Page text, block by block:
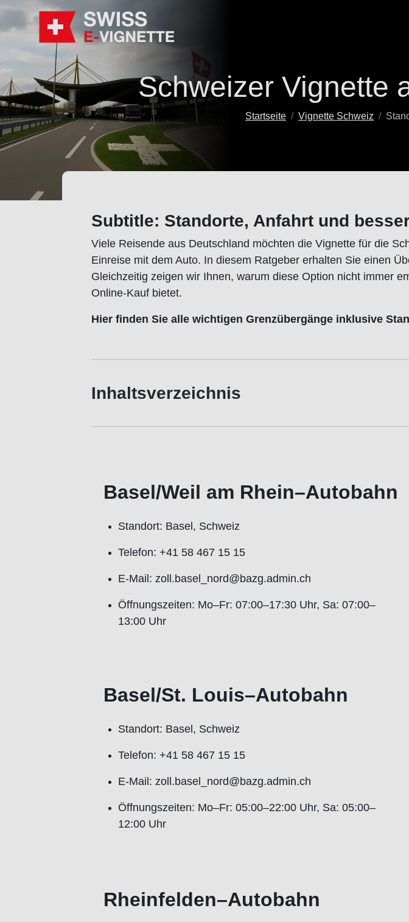
Schweizer Vignette
Startseite Vignette Schweiz
Subtitle: Standorte, Anfahrt und
Viele Reisende aus Deutschland möchten die Vignette für die
Einreise mit dem Auto. In diesem Ratgeber erhalten Sie einen
Gleichzeitig zeigen wir Ihnen, warum diese Option nicht immer
Online-Kauf bietet.
Hier finden Sie alle wichtigen Grenzübergänge inklusive
Inhaltsverzeichnis
Basel/Weil am Rhein–Autobahn
Standort: Basel, Schweiz
Telefon: +41 58 467 15 15
E-Mail: zoll.basel_nord@bazg.admin.ch
Öffnungszeiten: Mo–Fr: 07:00–17:30 Uhr, Sa: 07:00–
13:00 Uhr
Basel/St. Louis–Autobahn
Standort: Basel, Schweiz
Telefon: +41 58 467 15 15
E-Mail: zoll.basel_nord@bazg.admin.ch
Öffnungszeiten: Mo–Fr: 05:00–22:00 Uhr, Sa: 05:00–
12:00 Uhr
Rheinfelden–Autobahn